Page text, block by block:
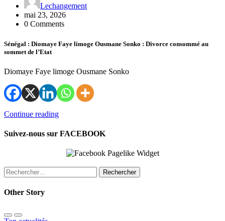
Lechangement
mai 23, 2026
0 Comments
Sénégal : Diomaye Faye limoge Ousmane Sonko : Divorce consommé au
sommet de l’Etat
Diomaye Faye limoge Ousmane Sonko
Continue reading
Suivez-nous sur FACEBOOK
Rechercher :
Other Story